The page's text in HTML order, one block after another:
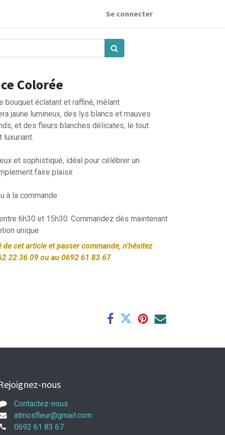
Se connecter
Colorée
éclatant et raffiné, mêlant
jaune lumineux, des lys blancs et mauves
et des fleurs blanches délicates, le tout
luxuriant.
et sophistiqué, idéal pour célébrer un
faire plaisir.
à la commande
6h30 et 15h30. Commandez dès maintenant
unique
cet article et passer commande, n'hésitez
22 36 09 ou au 0692 61 83 67
nous
Contactez-nous
atmosfleur@gmail.com
0692 61 83 67